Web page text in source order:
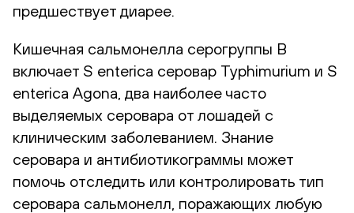
предшествует диарее.
Кишечная сальмонелла серогруппы В
включает S enterica серовар Typhimurium и S
enterica Agona, два наиболее часто
выделяемых серовара от лошадей с
клиническим заболеванием. Знание
серовара и антибиотикограммы может
помочь отследить или контролировать тип
серовара сальмонелл, поражающих любую